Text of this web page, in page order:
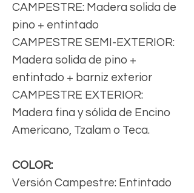
CAMPESTRE: Madera solida de
pino + entintado
CAMPESTRE SEMI-EXTERIOR:
Madera solida de pino +
entintado + barniz exterior
CAMPESTRE EXTERIOR:
Madera fina y sólida de Encino
Americano, Tzalam o Teca.
COLOR:
Versión Campestre: Entintado